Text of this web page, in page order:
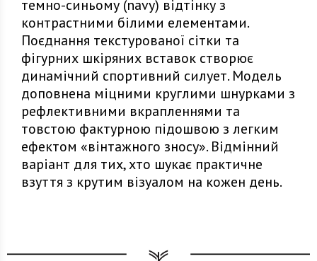
темно-синьому (navy) відтінку з
контрастними білими елементами.
Поєднання текстурованої сітки та
фігурних шкіряних вставок створює
динамічний спортивний силует. Модель
доповнена міцними круглими шнурками з
рефлективними вкрапленнями та
товстою фактурною підошвою з легким
ефектом «вінтажного зносу». Відмінний
варіант для тих, хто шукає практичне
взуття з крутим візуалом на кожен день.